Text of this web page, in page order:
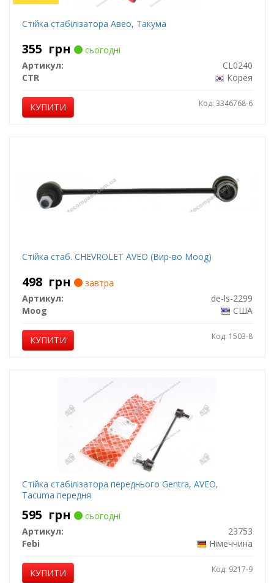
Стійка стабілізатора Авео, Такума
355 грн
сьогодні
Артикул:
CL0240
CTR
Корея
КУПИТИ Код: 3346768-6
Стійка стаб. CHEVROLET AVEO (Вир-во Moog)
498 грн
завтра
Артикул:
de-ls-2299
Moog
США
КУПИТИ Код: 1503-8
Стійка стабілізатора переднього Gentra, AVEO,
Tacuma передня
595 грн
сьогодні
Артикул:
23753
Febi
Німеччина
КУПИТИ Код: 9217-9